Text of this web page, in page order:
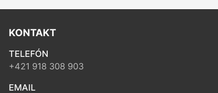
KONTAKT
TELEFÓN
+421 918 308 903
EMAIL